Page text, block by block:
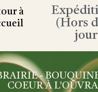
à
(Hors
-
COEUR À